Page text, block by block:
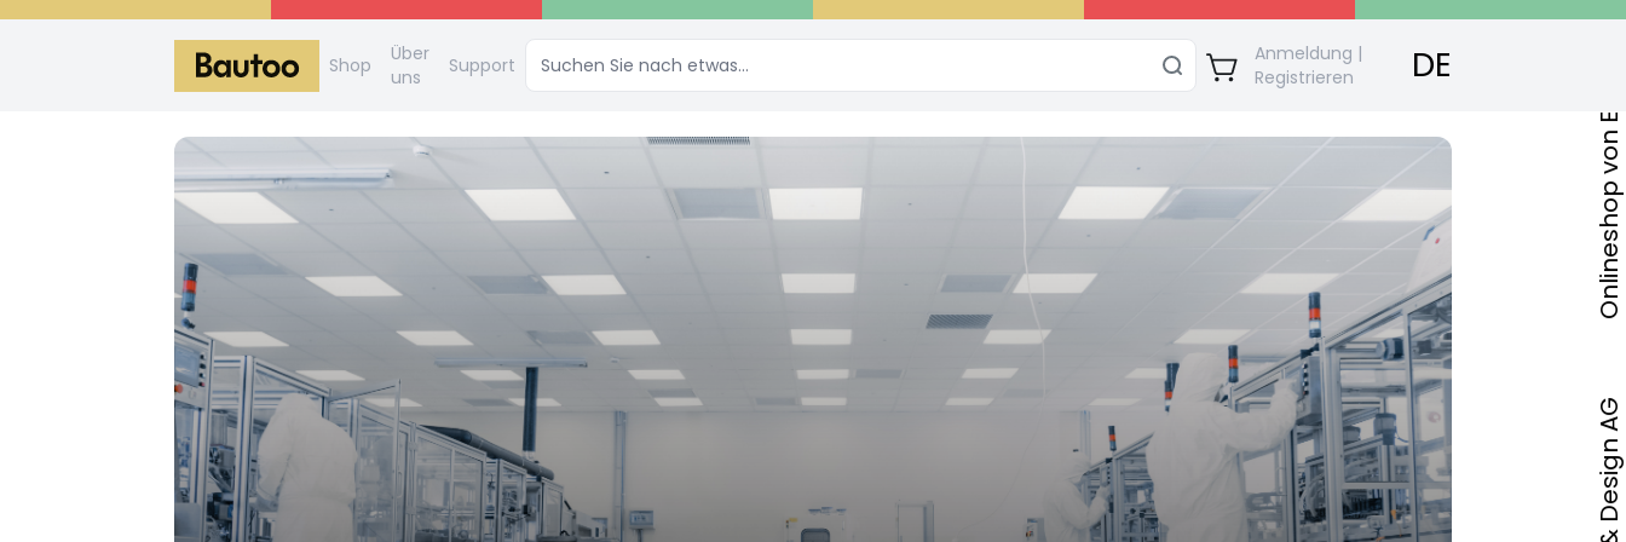
Shop
Über
uns
Support
Anmeldung |
Registrieren
DE